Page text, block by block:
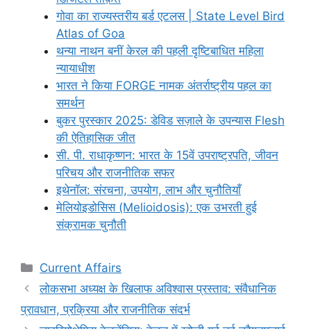
गोवा का राज्यस्तरीय बर्ड एटलस | State Level Bird
Atlas of Goa
थन्या नाथन बनीं केरल की पहली दृष्टिबाधित महिला
न्यायाधीश
भारत ने किया FORGE नामक अंतर्राष्ट्रीय पहल का
समर्थन
बुकर पुरस्कार 2025: डेविड सज़ाले के उपन्यास Flesh
की ऐतिहासिक जीत
सी. पी. राधाकृष्णन: भारत के 15वें उपराष्ट्रपति, जीवन
परिचय और राजनीतिक सफर
इथेनॉल: संरचना, उपयोग, लाभ और चुनौतियाँ
मेलियोइडोसिस (Melioidosis): एक उभरती हुई
संक्रामक चुनौती
Categories
Current Affairs
लोकसभा अध्यक्ष के खिलाफ अविश्वास प्रस्ताव: संवैधानिक
प्रावधान, प्रक्रिया और राजनीतिक संदर्भ